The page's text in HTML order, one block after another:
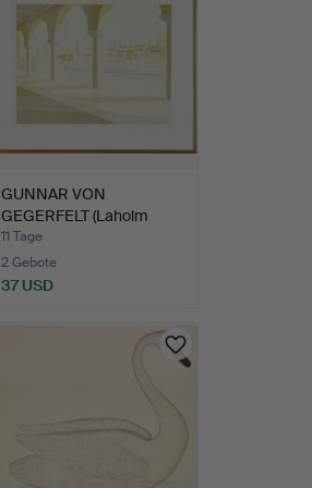
GUNNAR VON
GEGERFELT (Laholm
1926-2012 Vre…
11 Tage
2 Gebote
37 USD